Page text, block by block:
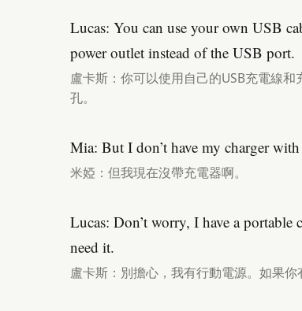
Lucas: You can use your own USB
power outlet instead of the USB port.
盧卡斯：你可以使用自己的USB充電線
孔。
Mia: But I don’t have my charger
米婭：但我現在沒帶充電器啊。
Lucas: Don’t worry, I have a
need it.
盧卡斯：別擔心，我有行動電源。如果你